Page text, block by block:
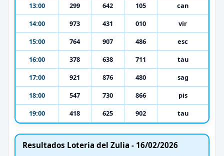
13:00
299 642 105
can
14:00
973 431 010
vir
15:00
764 907 486
esc
16:00
378 638 711
tau
17:00
921 876 480
sag
18:00
547 730 866
pis
19:00
418 625 902 tau
Resultados Loteria del Zulia - 16/02/2026